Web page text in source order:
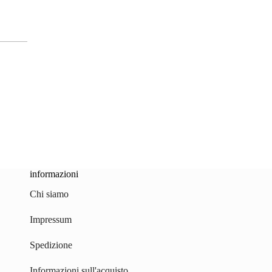
informazioni
Chi siamo
Impressum
Spedizione